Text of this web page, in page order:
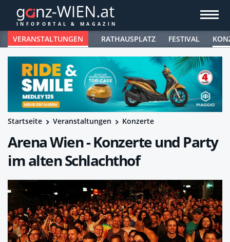
VERANSTALTUNGEN RATHAUSPLATZ FESTIVAL
Startseite Veranstaltungen Konzerte
Arena Wien - Konzerte und Party
im alten Schlachthof